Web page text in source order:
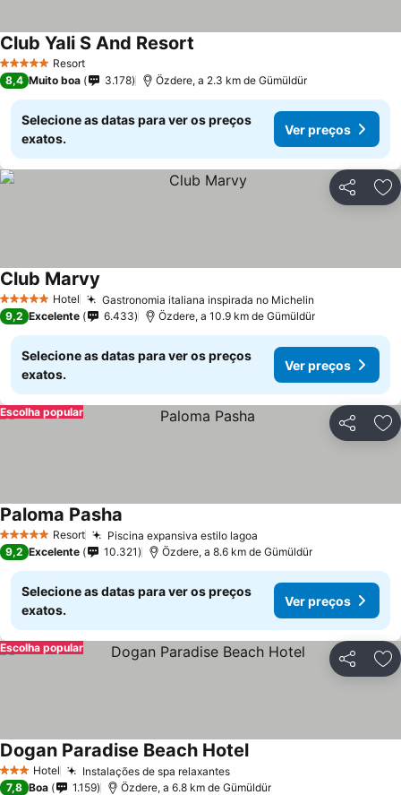
5 Estrelas Resort
Club Yali S And Resort
8,4 Muito boa 3.178 Özdere, a 2.3 km de Gümüldür
Selecione as datas para ver os preços
exatos.
Ver preços
Partilhar
5 Estrelas Hotel Gastronomia italiana inspirada no Michelin
Club Marvy
9,2 Excelente 6.433 Özdere, a 10.9 km de Gümüldür
Selecione as datas para ver os preços
exatos.
Ver preços
Partilhar
Escolha popular
5 Estrelas Resort Piscina expansiva estilo lagoa
Paloma Pasha
9,2 Excelente 10.321 Özdere, a 8.6 km de Gümüldür
Selecione as datas para ver os preços
exatos.
Ver preços
Partilhar
Escolha popular
3 EstrelasHotel Instalações de spa relaxantes
Dogan Paradise Beach Hotel
7,8 Boa 1.159 Özdere, a 6.8 km de Gümüldür